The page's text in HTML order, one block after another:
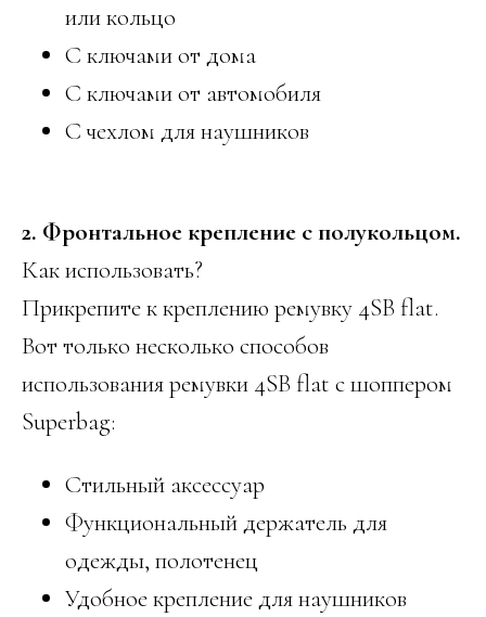
или кольцо
С ключами от дома
С ключами от автомобиля
С чехлом для наушников
2. Фронтальное крепление с полукольцом.
Как использовать?
Прикрепите к креплению ремувку 4SB flat.
Вот только несколько способов
использования ремувки 4SB flat с шоппером
Superbag:
Стильный аксессуар
Функциональный держатель для
одежды, полотенец
Удобное крепление для наушников